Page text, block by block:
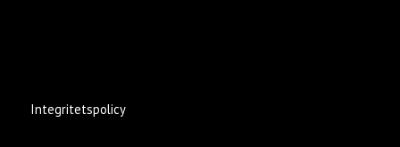
Integritetspolicy